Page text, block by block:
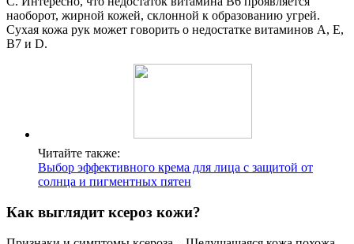
наоборот, жирной кожей, склонной к образованию угрей.
Сухая кожа рук может говорить о недостатке витаминов А, Е,
В7 и D.
Читайте также:
Выбор эффективного крема для лица с защитой от
солнца и пигментных пятен
Как выглядит ксероз кожи?